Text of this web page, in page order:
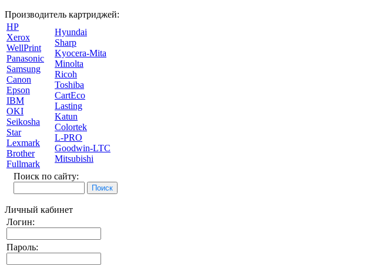
Производитель картриджей:
HP
Xerox
WellPrint
Panasonic
Samsung
Canon
Epson
IBM
OKI
Seikosha
Star
Lexmark
Brother
Fullmark
Hyundai
Sharp
Kyocera-Mita
Minolta
Ricoh
Toshiba
CartEco
Lasting
Katun
Colortek
L-PRO
Goodwin-LTC
Mitsubishi
Поиск по сайту:
Личный кабинет
Логин:
Пароль: